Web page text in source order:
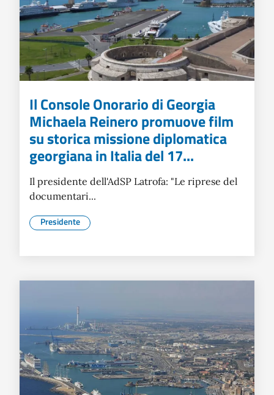
Il Console Onorario di Georgia
Michaela Reinero promuove film
su storica missione diplomatica
georgiana in Italia del 17...
Il presidente dell'AdSP Latrofa: "Le riprese del
documentari...
Presidente